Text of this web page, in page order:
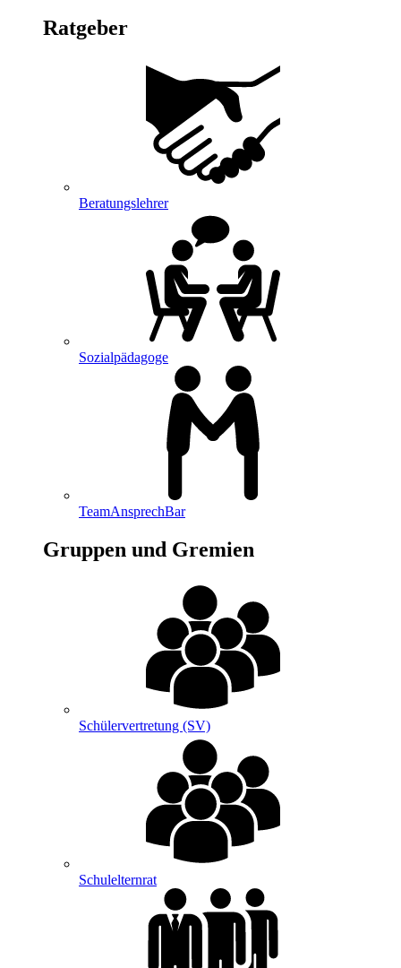
Ratgeber
Beratungslehrer
Sozialpädagoge
TeamAnsprechBar
Gruppen und Gremien
Schülervertretung (SV)
Schulelternrat